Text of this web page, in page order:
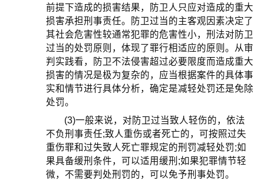
前提下造成的损害结果，防卫人只应对造成的重大
损害承担刑事责任。防卫过当的主客观因素决定了
其社会危害性较通常犯罪的危害性小，刑法对防卫
过当的处罚原则，体现了罪行相适应的原则。从审
判实践看，防卫不法侵害超过必要限度而造成重大
损害的情况是极为复杂的，应当根据案件的具体事
实和情节进行具体分析，确定是减轻处罚还是免除
处罚。
(3)一般来说，对防卫过当致人轻伤的，依法
不负刑事责任;致人重伤或者死亡的，可按照过失
重伤罪和过失致人死亡罪规定的刑罚减轻处罚;如
果具备缓刑条件，可以适用缓刑;如果犯罪情节轻
微，不需要判处刑罚的，可以免予刑事处罚。